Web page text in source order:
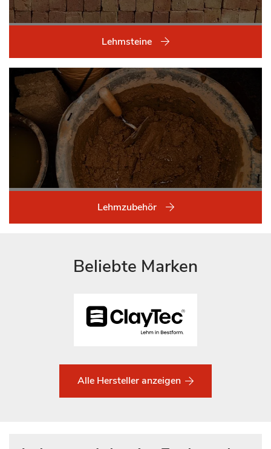
Lehmsteine
Lehmzubehör
Beliebte Marken
Alle Hersteller anzeigen